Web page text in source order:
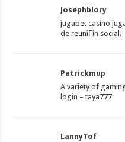
Josephblory
jugabet casino
de reuniГіn social.
Patrickmup
A variety of
login – taya777
LannyTof